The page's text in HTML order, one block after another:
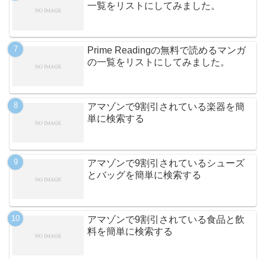
一覧をリストにしてみました。
Prime Readingの無料で読めるマンガ
の一覧をリストにしてみました。
アマゾンで9割引されている楽器を簡
単に検索する
アマゾンで9割引されているシューズ
とバッグを簡単に検索する
アマゾンで9割引されている食品と飲
料を簡単に検索する